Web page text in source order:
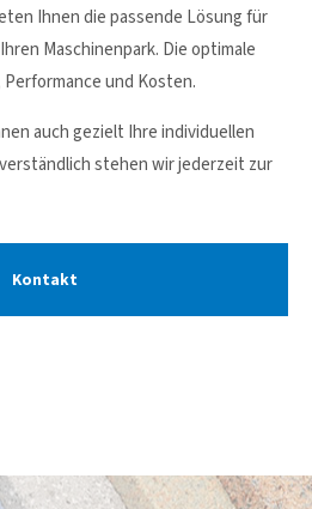
600
Donec quam felis, ultricies nec.
Ihnen die passende Lösung für
Maschinenpark. Die optimale
und Kosten.
auch gezielt Ihre individuellen
stehen wir jederzeit zur
Kontakt